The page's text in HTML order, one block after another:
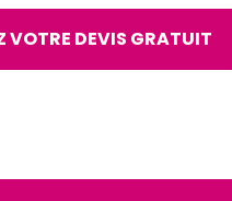
VOTRE DEVIS GRATUIT